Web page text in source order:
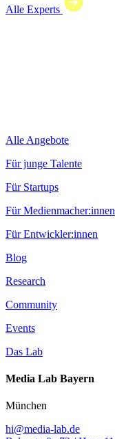
Alle Experts
Alle Angebote
Für junge Talente
Für Startups
Für Medienmacher:innen
Für Entwickler:innen
Blog
Research
Community
Events
Das Lab
Media Lab Bayern
München
hi@media-lab.de